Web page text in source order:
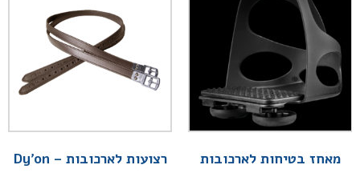
מאחז בטיחות לארכובות
רצועות לארכובות – Dy'on